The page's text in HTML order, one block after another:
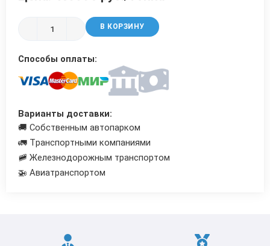
В КОРЗИНУ
Способы оплаты:
Варианты доставки:
🚚 Собственным автопарком
🚛 Транспортными компаниями
🚞 Железнодорожным транспортом
🚁 Авиатранспортом
Трубы в ВУС изоляции